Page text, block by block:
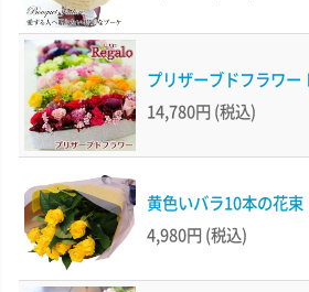
プリザーブドフラワー
14,780円 (税込)
黄色いバラ10本の花束
4,980円 (税込)